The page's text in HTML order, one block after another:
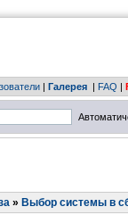
| Галерея | FAQ |
» Выбор системы в